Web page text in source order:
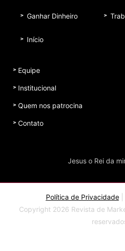
Ganhar Dinheiro
Início
Equipe
Institucional
Quem nos patrocina
Contato
Jesus o Rei da
Política de Privacidade|
Copyright 2026 Revista de